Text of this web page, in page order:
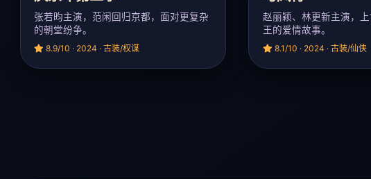
张若昀主演，范闲回归京都，面对更复杂
的朝堂纷争。
8.9/10 · 2024 · 古装/权谋
赵丽颖、林更新主演，
王的爱情故事。
8.1/10 · 2024 · 古装/仙侠